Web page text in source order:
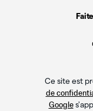
Ce site est
de
Google